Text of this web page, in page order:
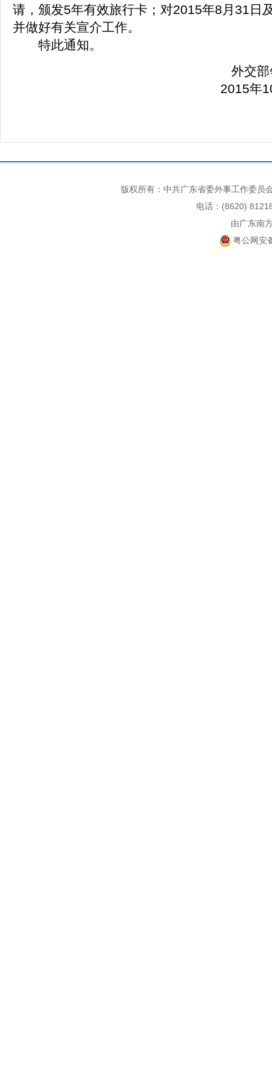
请，颁发5年有效旅行卡；对2015年8月31日
并做好有关宣介工作。
特此通知。
外交
2015年
版权所有：中共广东省委外事工作委
电话：(8620)
由广东南
粤公网安